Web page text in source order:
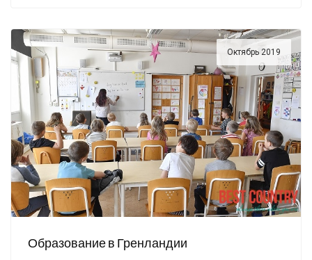
Октябрь 2019
Образование в Гренландии